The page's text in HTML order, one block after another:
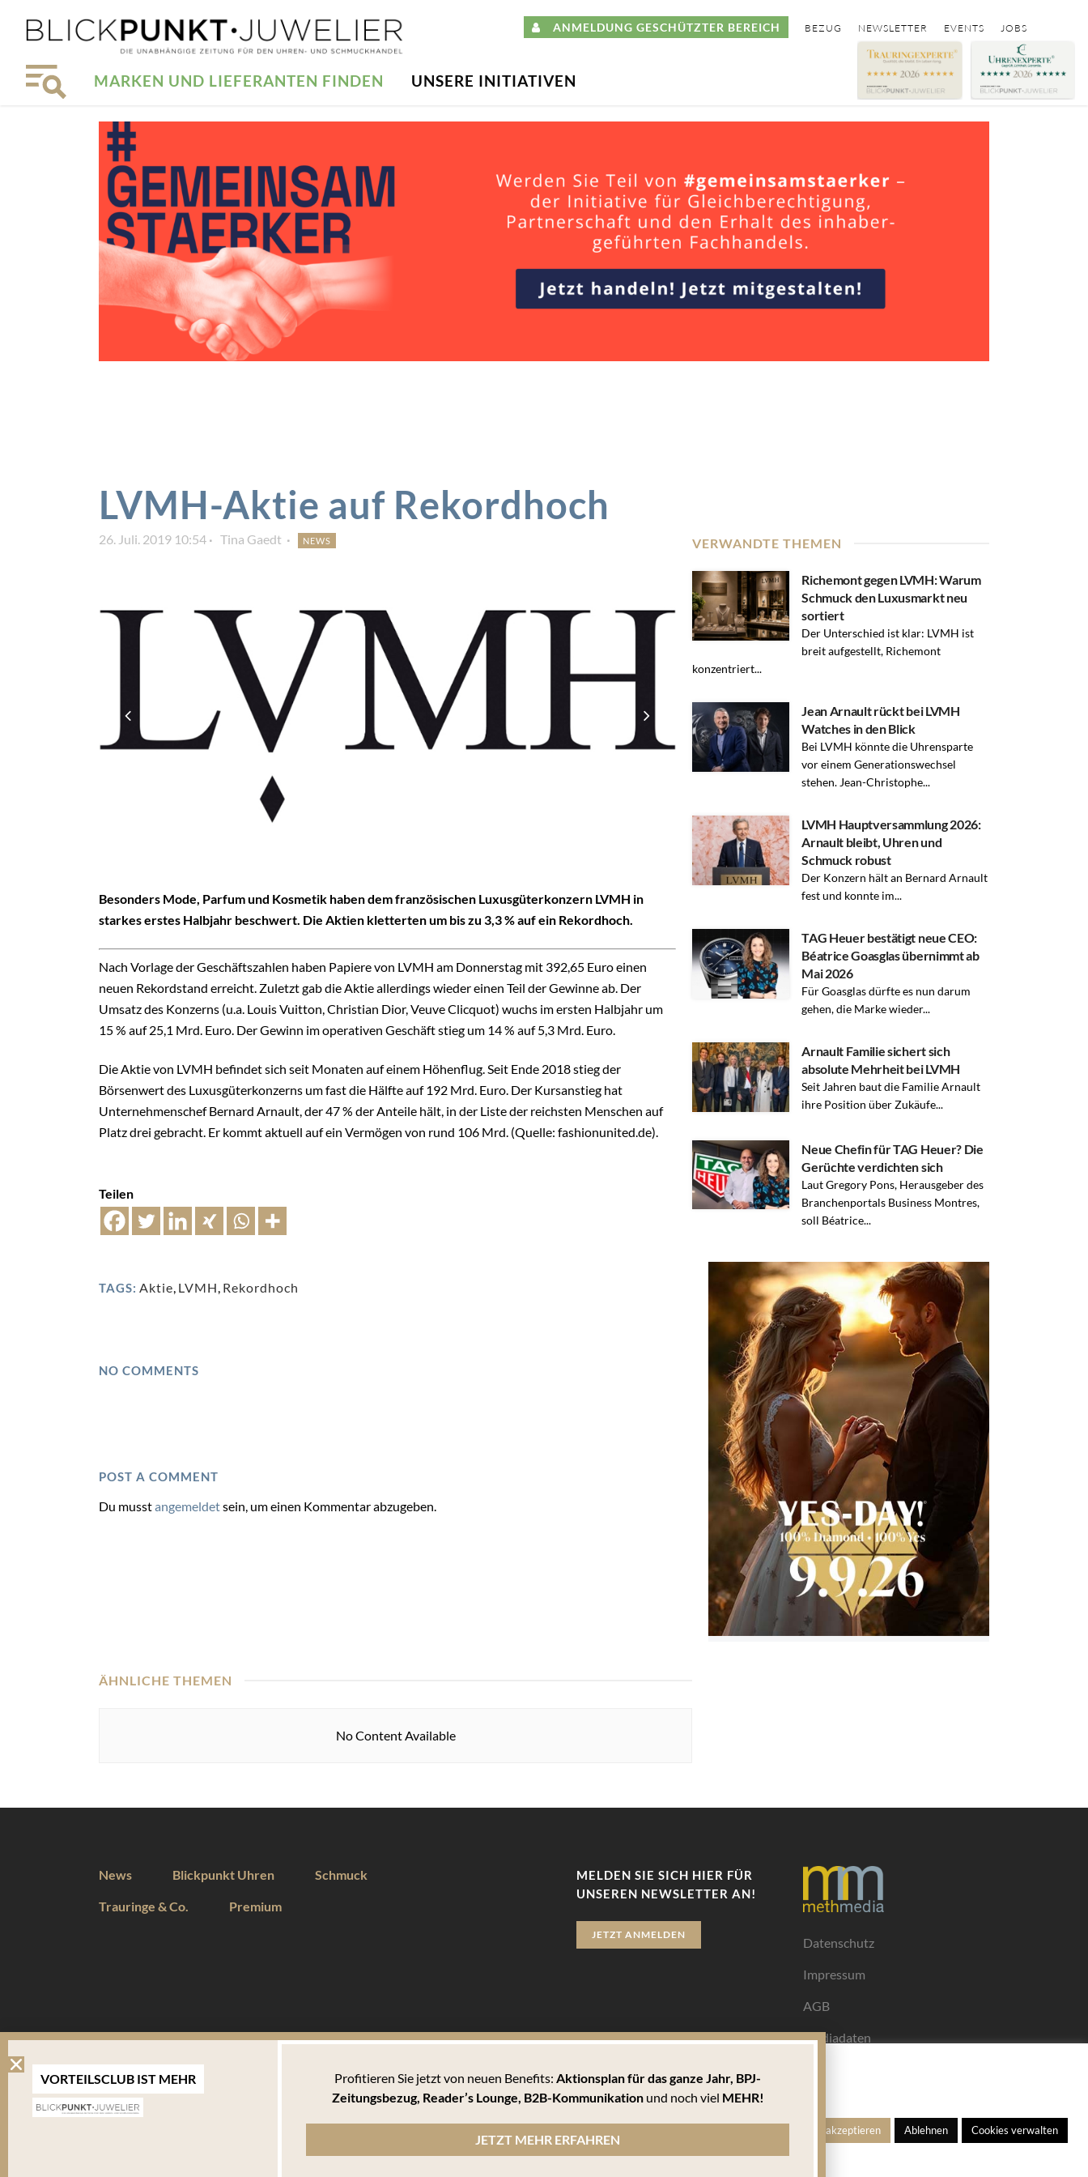
ANMELDUNG GESCHÜTZTER BEREICH BEZUG NEWSLETTER EVENTS JOBS
MARKEN UND LIEFERANTEN FINDEN UNSERE INITIATIVEN
LVMH-Aktie auf Rekordhoch
26. Juli. 2019 10:54 Tina Gaedt NEWS
Besonders Mode, Parfum und Kosmetik haben dem französischen Luxusgüterkonzern LVMH in
starkes erstes Halbjahr beschwert. Die Aktien kletterten um bis zu 3,3 % auf ein Rekordhoch.
Nach Vorlage der Geschäftszahlen haben Papiere von LVMH am Donnerstag mit 392,65 Euro einen
neuen Rekordstand erreicht. Zuletzt gab die Aktie allerdings wieder einen Teil der Gewinne ab. Der
Umsatz des Konzerns (u.a. Louis Vuitton, Christian Dior, Veuve Clicquot) wuchs im ersten Halbjahr um
15 % auf 25,1 Mrd. Euro. Der Gewinn im operativen Geschäft stieg um 14 % auf 5,3 Mrd. Euro.
Die Aktie von LVMH befindet sich seit Monaten auf einem Höhenflug. Seit Ende 2018 stieg der
Börsenwert des Luxusgüterkonzerns um fast die Hälfte auf 192 Mrd. Euro. Der Kursanstieg hat
Unternehmenschef Bernard Arnault, der 47 % der Anteile hält, in der Liste der reichsten Menschen auf
Platz drei gebracht. Er kommt aktuell auf ein Vermögen von rund 106 Mrd. (Quelle: fashionunited.de).
Teilen
TAGS: Aktie LVMH Rekordhoch
NO COMMENTS
POST A COMMENT
Du musstangemeldetsein, um einen Kommentar abzugeben.
VERWANDTE THEMEN
Richemont gegen LVMH: Warum
Schmuck den Luxusmarkt neu
sortiert
Der Unterschied ist klar: LVMH ist
breit aufgestellt, Richemont
konzentriert...
Jean Arnault rückt bei LVMH
Watches in den Blick
Bei LVMH könnte die Uhrensparte
vor einem Generationswechsel
stehen. Jean-Christophe...
LVMH Hauptversammlung 2026:
Arnault bleibt, Uhren und
Schmuck robust
Der Konzern hält an Bernard Arnault
fest und konnte im...
TAG Heuer bestätigt neue CEO:
Béatrice Goasglas übernimmt ab
Mai 2026
Für Goasglas dürfte es nun darum
gehen, die Marke wieder...
Arnault Familie sichert sich
absolute Mehrheit bei LVMH
Seit Jahren baut die Familie Arnault
ihre Position über Zukäufe...
Neue Chefin für TAG Heuer? Die
Gerüchte verdichten sich
Laut Gregory Pons, Herausgeber des
Branchenportals Business Montres,
soll Béatrice...
ÄHNLICHE THEMEN
No Content Available
News Blickpunkt Uhren Schmuck
Trauringe & Co. Premium
MELDEN SIE SICH HIER FÜR
UNSEREN NEWSLETTER AN!
JETZT ANMELDEN
Datenschutz
Impressum
AGB
Mediadaten
DIESE WEBSEITE VERWENDET COOKIES
Wir verwenden Cookies um Ihnen eine optimale Benutzererfahrung zu bieten. Hierbei handelt es sich um kleine Textdateien, die auf Ihrem
Endgerät abgelegt werden. Um die Website weiterhin zu nutzen, können Sie sämtlichen Cookies zustimmen oder unter den Einstellungen
verwalten welche davon Sie akzeptieren.
Bitte beachten Sie, dass Sie Ihren Browser so einstellen können, dass Sie über das Setzen von Cookies informiert werden und einzeln über deren Annahme entscheiden oder die Annahme von Cookies für
bestimmte Fälle oder generell ausschließen können. Jeder Browser unterscheidet sich in der Art, wie er die Cookie-Einstellungen verwaltet. Diese ist in dem Hilfemenü jedes Browsers beschrieben, welches
Alle akzeptieren Ablehnen Cookies verwalten
VORTEILSCLUB IST MEHR Profitieren Sie jetzt von neuen Benefits:Aktionsplan für das ganze Jahr, BPJ-
Zeitungsbezug, Reader’s Lounge, B2B-Kommunikation und noch viel MEHR!
JETZT MEHR ERFAHREN